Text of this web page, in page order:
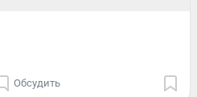
Обсудить